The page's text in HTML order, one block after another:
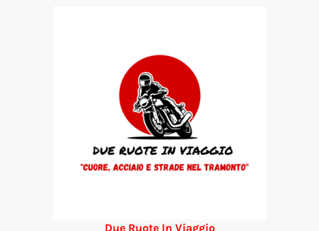
Due Ruote In Viaggio